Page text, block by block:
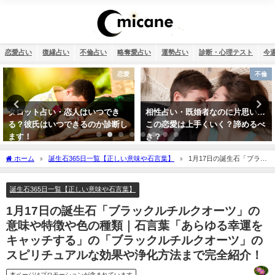
恋愛占い 復縁占い 不倫占い 略奪愛占い 運勢占い 診断・心理テスト 今
不倫
相性占い・既婚者なのに片思い…
この恋愛は上手くいく？諦めるべ
き？
おまじない
何もかもうまくいく強力開運待ち
受け2026年版【幸運待ち受け最強
無料】
ホーム 誕生石365日一覧【正しい意味や石言葉】
1月17日の誕生石「ブラッ
クルチルクオーツ」の意味や特徴や色の種類｜石言葉「あらゆる幸運をキャッチす
介！
誕生石365日一覧【正しい意味や石言葉】
1月17日の誕生石「ブラックルチルクオーツ」の
意味や特徴や色の種類｜石言葉「あらゆる幸運を
キャッチする」の「ブラックルチルクオーツ」の
スピリチュアルな効果や浄化方法まで完全紹介！